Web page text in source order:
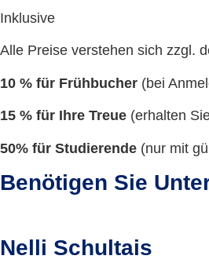
Inklusive
Alle Preise verstehen sich zzgl.
10 % für Frühbucher (bei
15 % für Ihre Treue (erhalten
50% für Studierende (nur mit
Benötigen Sie
Nelli Schultais